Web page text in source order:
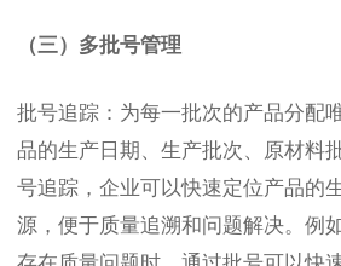
（三）多批号管理
批号追踪：为每一批次的产品分配
品的生产日期、生产批次、原材料
号追踪，企业可以快速定位产品的
源，便于质量追溯和问题解决。例